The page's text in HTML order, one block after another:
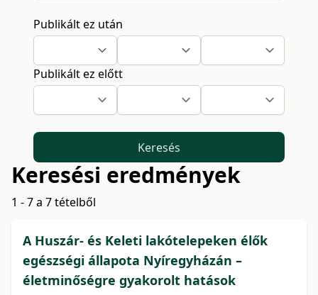
Publikált ez után
Publikált ez előtt
Keresés
Keresési eredmények
1 - 7 a 7 tételből
A Huszár- és Keleti lakótelepeken élők
egészségi állapota Nyíregyházán –
életminőségre gyakorolt hatások